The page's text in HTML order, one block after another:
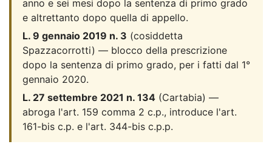
anno e sei mesi dopo la sentenza di primo grado
e altrettanto dopo quella di appello.
L. 9 gennaio 2019 n. 3 (cosiddetta
Spazzacorrotti) — blocco della prescrizione
dopo la sentenza di primo grado, per i fatti dal 1°
gennaio 2020.
L. 27 settembre 2021 n. 134 (Cartabia) —
abroga l'art. 159 comma 2 c.p., introduce l'art.
161-bis c.p. e l'art. 344-bis c.p.p.